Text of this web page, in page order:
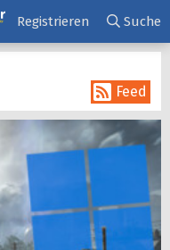
Registrieren Suche
Feed